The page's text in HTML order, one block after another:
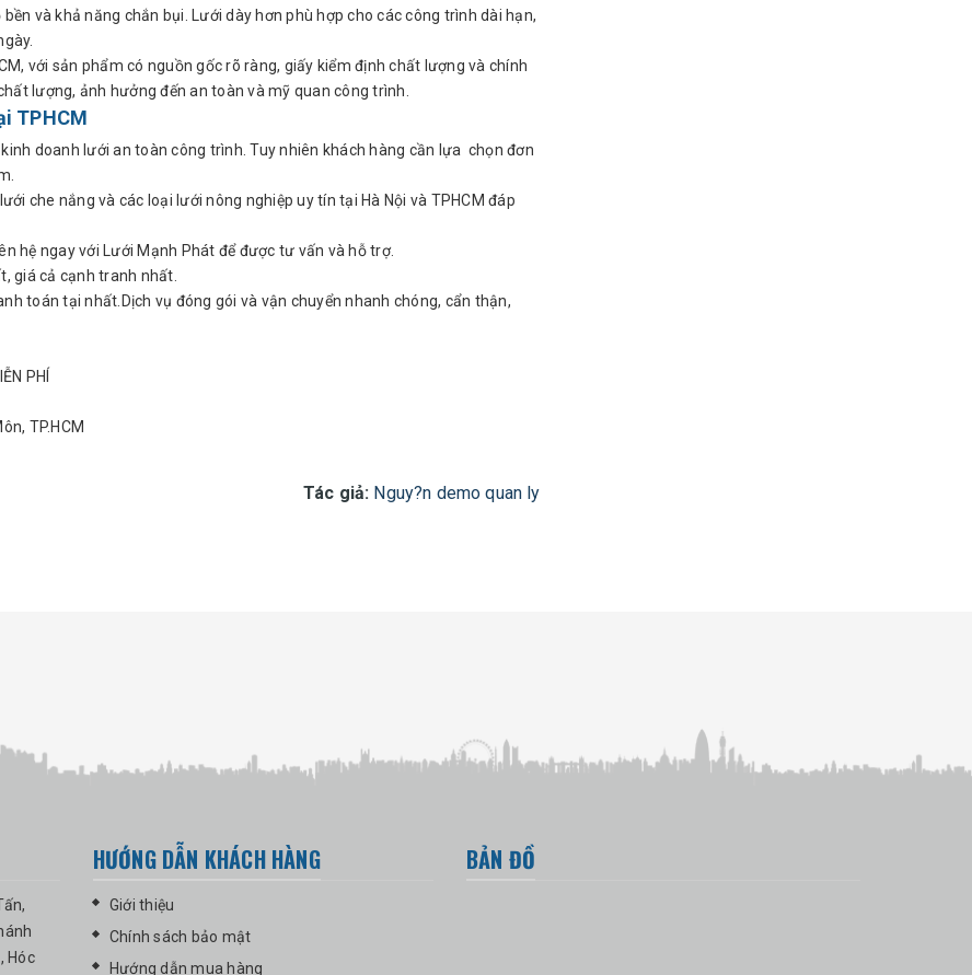
và khả năng chắn bụi. Lưới dày hơn phù hợp cho các công trình dài hạn,
với sản phẩm có nguồn gốc rõ ràng, giấy kiểm định chất lượng và chính
lượng, ảnh hưởng đến an toàn và mỹ quan công trình.
TPHCM
doanh lưới an toàn công trình. Tuy nhiên khách hàng cần lựa chọn đơn
che nắng và các loại lưới nông nghiệp uy tín tại Hà Nội và TPHCM đáp
hệ ngay với Lưới Mạnh Phát để được tư vấn và hỗ trợ.
giá cả cạnh tranh nhất.
toán tại nhất.Dịch vụ đóng gói và vận chuyển nhanh chóng, cẩn thận,
PHÍ
TP.HCM
Tác giả: Nguy?n demo quan ly
Hóc
HƯỚNG DẪN KHÁCH HÀNG
Giới thiệu
Chính sách bảo mật
Hướng dẫn mua hàng
BẢN ĐỒ